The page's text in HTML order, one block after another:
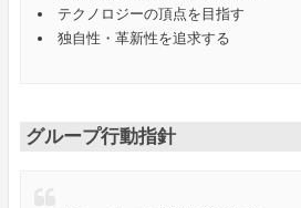
テクノロジーの頂点を目指す
独自性・革新性を追求する
グループ行動指針